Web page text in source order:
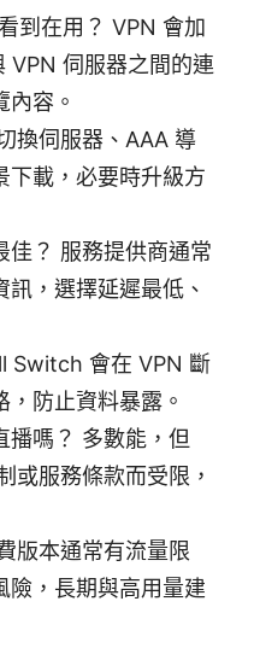
到在用？ VPN 會加
VPN 伺服器之間的連
容。
換伺服器、AAA 導
下載，必要時升級方
佳？ 服務提供商通常
，選擇延遲最低、
Switch 會在 VPN 斷
防止資料暴露。
播嗎？ 多數能，但
版本通常有流量限
險，長期與高用量建